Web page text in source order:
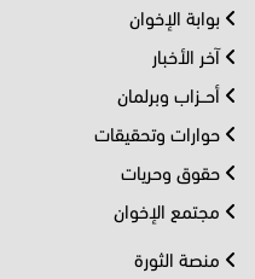
بوابة الإخوان
آخر الأخبار
أحــزاب وبرلمان
حوارات وتحقيقات
حقوق وحريات
مجتمع الإخوان
منصة الثورة